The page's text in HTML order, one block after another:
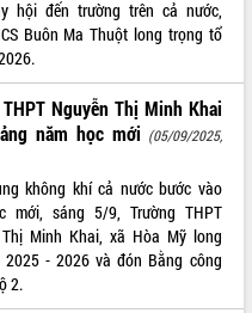
hội đến trường trên cả nước,
Buôn Ma Thuột long trọng tổ
Nguyễn Thị Minh Khai
năm học mới (05/09/2025,
không khí cả nước bước vào
mới, sáng 5/9, Trường THPT
Thị Minh Khai, xã Hòa Mỹ long
- 2026 và đón Bằng công
2.